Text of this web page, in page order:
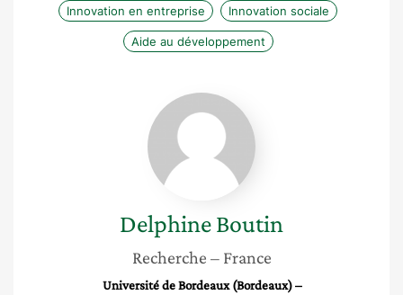
Innovation en entreprise Innovation sociale
Aide au développement
Delphine
Boutin
DelphineBoutin
Recherche – France
Université de Bordeaux (Bordeaux) –